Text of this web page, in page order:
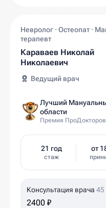
Невролог · Остеопат ·
терапевт
Караваев Николай
Николаевич
Ведущий врач
Лучший
области
Премия
21 год
стаж
от
Консультация врача 45
2400 ₽